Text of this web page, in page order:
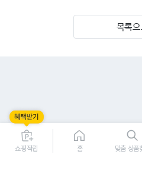
목록
쇼핑적립 홈 맞춤 상품